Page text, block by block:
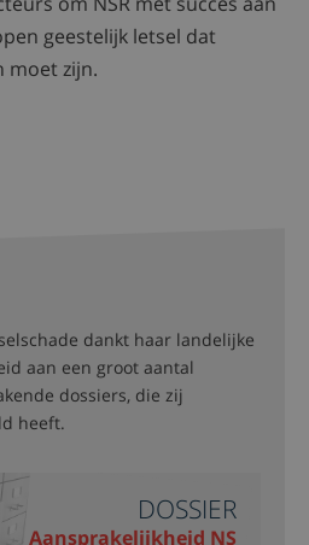
geestelijk letsel dat
moet zijn.
dankt haar landelijke
aan een groot aantal
dossiers, die zij
heeft.
DOSSIER
Aansprakelijkheid NS